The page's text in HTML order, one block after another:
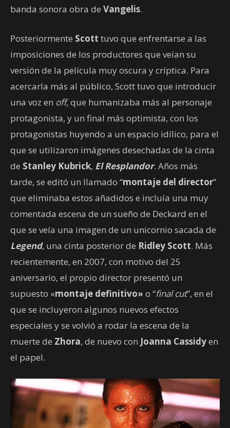
banda sonora obra de Vangelis.
Posteriormente Scott tuvo que enfrentarse a las
imposiciones de los productores que veían su
versión de la película muy oscura y críptica. Para
acercarla más al público, Scott tuvo que introducir
una voz en off, que humanizaba más al personaje
protagonista, y un final más optimista, con los
protagonistas huyendo a un espacio idílico, para el
que se utilizaron imágenes desechadas de la cinta
de Stanley Kubrick, El Resplandor. Años más
tarde, se editó un llamado “montaje del director”
que eliminaba estos añadidos e incluía una muy
comentada escena de un sueño de Deckard en el
que se veía una imagen de un unicornio sacada de
Legend, una cinta posterior de Ridley Scott. Más
recientemente, en 2007, con motivo del 25
aniversario, el propio director presentó un
supuesto «montaje definitivo» o “final cut”, en el
que se incluyeron algunos nuevos efectos
especiales y se volvió a rodar la escena de la
muerte de Zhora, de nuevo con Joanna Cassidyen
el papel.